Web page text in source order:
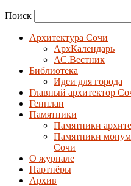
Поиск
Архитектура Сочи
АрхКалендарь
АС.Вестник
Библиотека
Идеи для города
Главный архитектор
Генплан
Памятники
Памятники
Памятники
Сочи
О журнале
Партнёры
Архив